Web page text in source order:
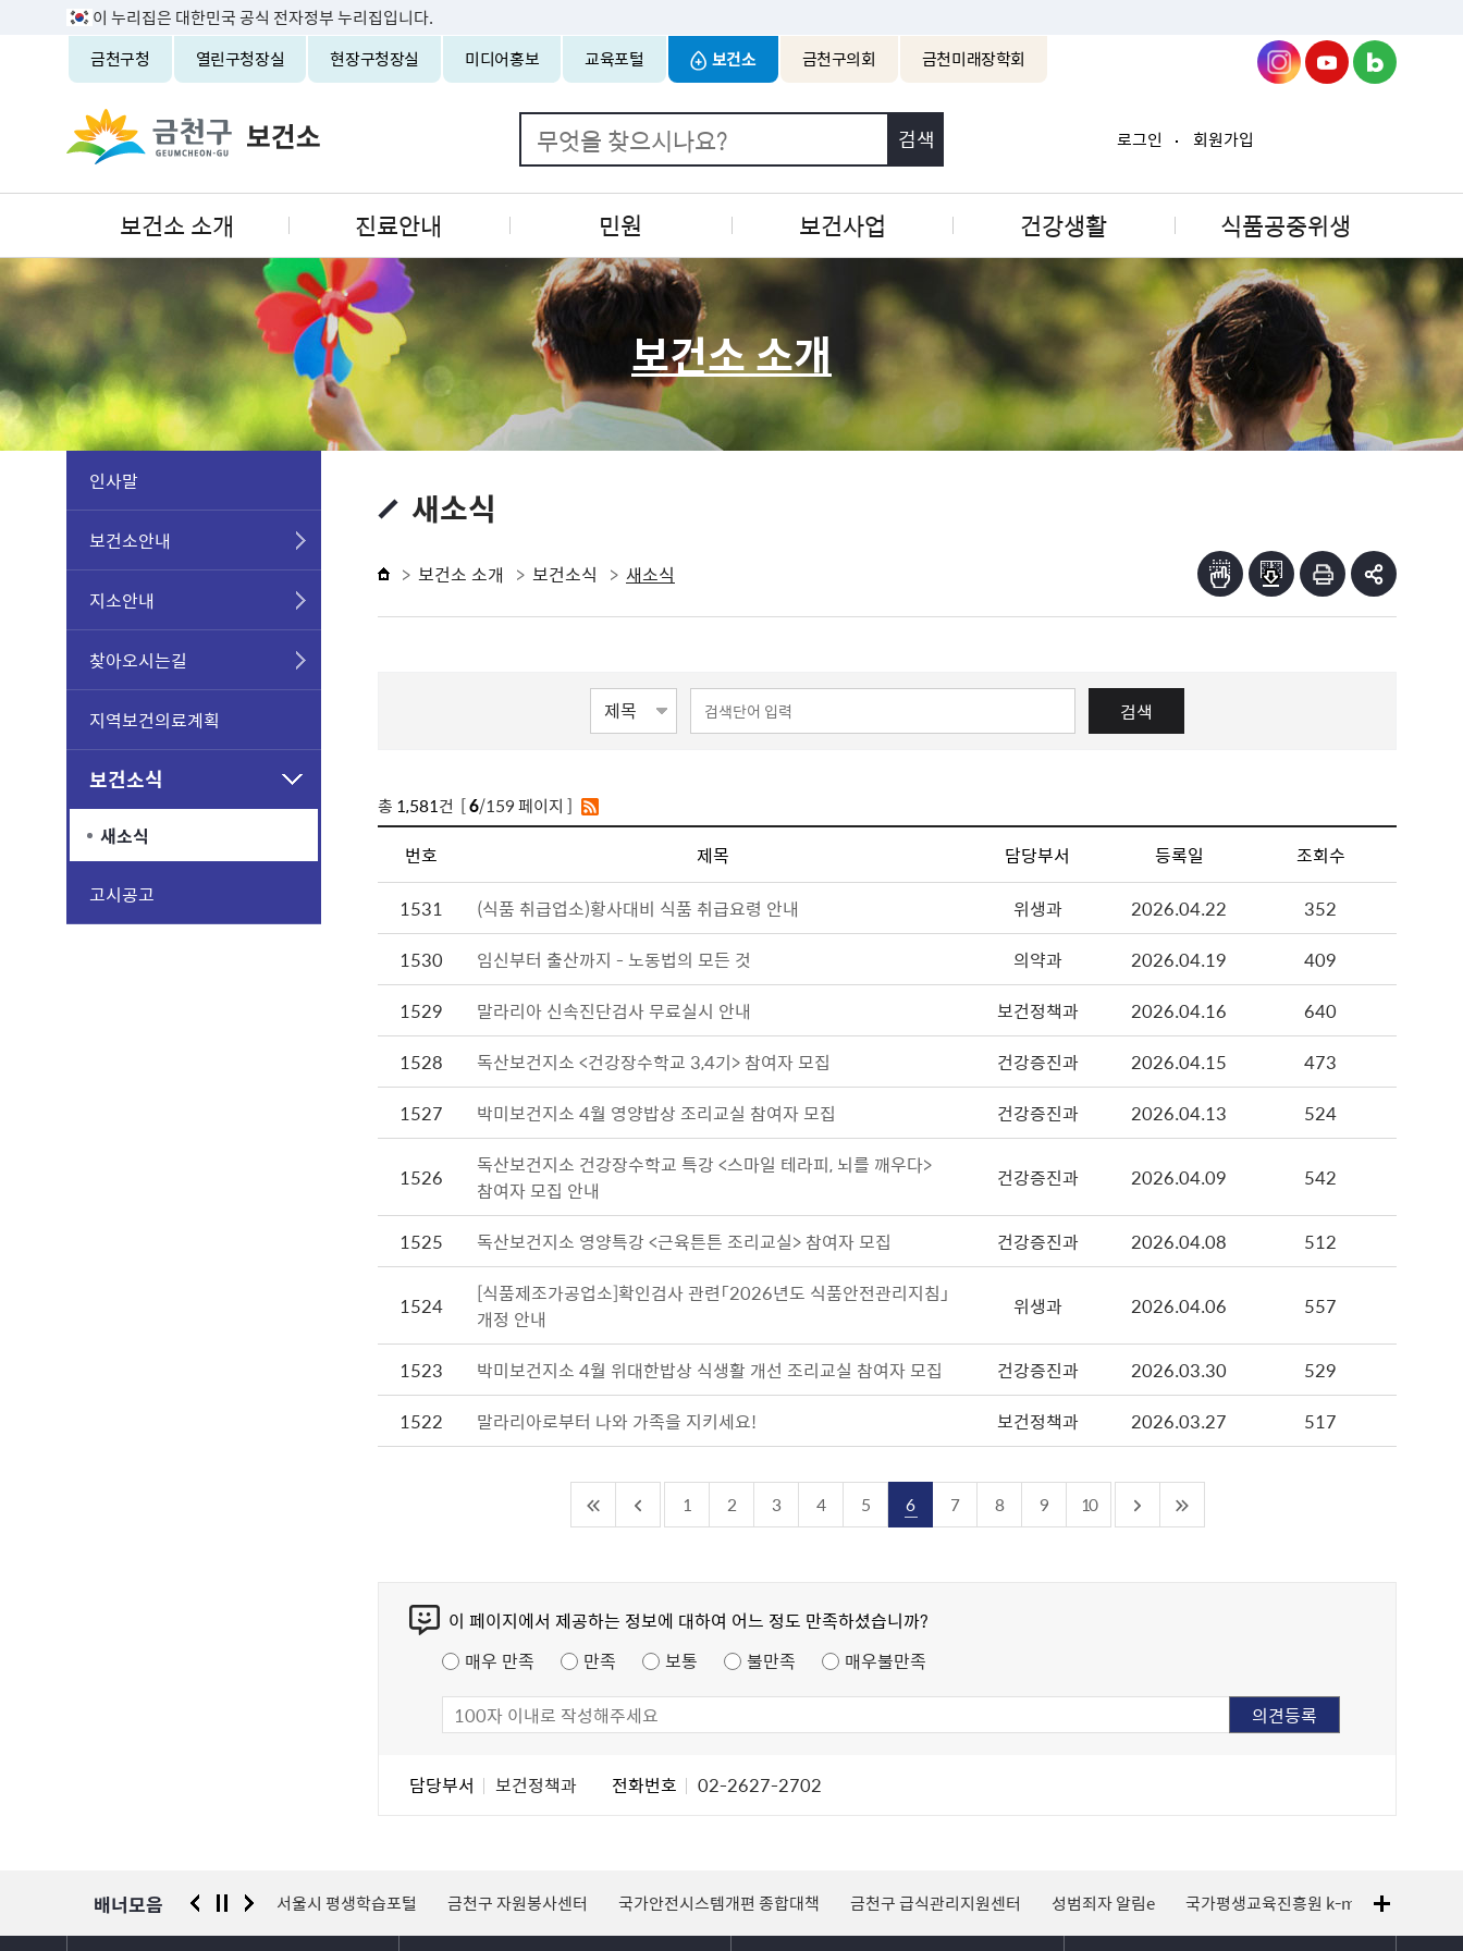
이 누리집은 대한민국 공식 전자정부 누리집입니다.
금천구청
열린구청장실 현장구청장실 미디어홍보 교육포털 보건소 금천구의회 금천미래장학회
로그인 회원가입
보건소 소개 진료안내 민원 보건사업 건강생활 식품공중위생
보건소 소개
인사말
보건소안내
지소안내
찾아오시는길
지역보건의료계획
보건소식
새소식
고시공고
새소식
보건소 소개 보건소식 새소식
검색
총 1,581건 [6/159 페이지 ]
번호 제목 담당부서 등록일 조회수
1531 (식품 취급업소)황사대비 식품 취급요령 안내 위생과 2026.04.22
352
1530
임신부터 출산까지 - 노동법의 모든 것 의약과 2026.04.19
409
1529
말라리아 신속진단검사 무료실시 안내 보건정책과 2026.04.16
640
1528
독산보건지소 <건강장수학교 3,4기> 참여자 모집 건강증진과 2026.04.15
473
1527
박미보건지소 4월 영양밥상 조리교실 참여자 모집 건강증진과 2026.04.13 524
1526
독산보건지소 건강장수학교 특강 <스마일 테라피, 뇌를 깨우다>
참여자 모집 안내
건강증진과 2026.04.09 542
1525 독산보건지소 영양특강 <근육튼튼 조리교실> 참여자 모집 건강증진과 2026.04.08 512
1524
[식품제조가공업소]확인검사 관련「2026년도 식품안전관리지침」
개정 안내
위생과 2026.04.06 557
1523 박미보건지소 4월 위대한밥상 식생활 개선 조리교실 참여자 모집 건강증진과 2026.03.30
529
1522
말라리아로부터 나와 가족을 지키세요! 보건정책과 2026.03.27 517
1 2 3 4 5 6 7 8 9 10
이 페이지에서 제공하는 정보에 대하여 어느 정도 만족하셨습니까?
매우 만족
만족 보통 불만족 매우불만족
담당부서 보건정책과 전화번호 02-2627-2702
배너모음
경찰청 유실물 통합포털 서울시 평생학습포털 금천구 자원봉사센터 국가안전시스템개편 종합대책 금천구 급식관리지원센터 성범죄자 알림e 국가평생교육진흥원 k-mooc